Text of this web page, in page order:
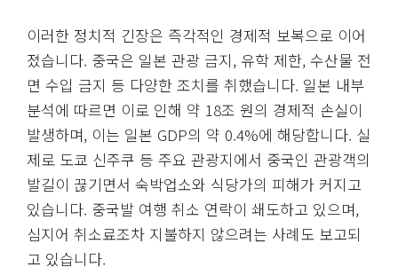
이러한 정치적 긴장은 즉각적인 경제적 보복으로 이어
졌습니다. 중국은 일본 관광 금지, 유학 제한, 수산물 전
면 수입 금지 등 다양한 조치를 취했습니다. 일본 내부
분석에 따르면 이로 인해 약 18조 원의 경제적 손실이
발생하며, 이는 일본 GDP의 약 0.4%에 해당합니다. 실
제로 도쿄 신주쿠 등 주요 관광지에서 중국인 관광객의
발길이 끊기면서 숙박업소와 식당가의 피해가 커지고
있습니다. 중국발 여행 취소 연락이 쇄도하고 있으며,
심지어 취소료조차 지불하지 않으려는 사례도 보고되
고 있습니다.